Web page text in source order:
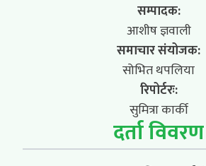
सम्पादक:
आशीष ज्ञवाली
समाचार संयोजक:
सोभित थपलिया
रिपोर्टरः:
सुमित्रा कार्की
दर्ता विवरण